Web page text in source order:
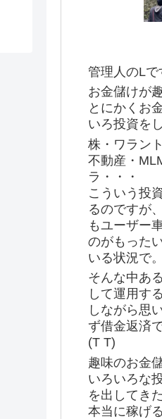
管理人のLで
お金儲けが
とにかくお
いろ投資を
株・ワラン
不動産・
ラ・・・
こういう投
るのですが
もユーザー
のがもった
いる状況で。
そんな中あ
して運用す
しながら思
ず借金返済
(T T)
趣味のお金
いろいろな
を出してき
本当に稼げ